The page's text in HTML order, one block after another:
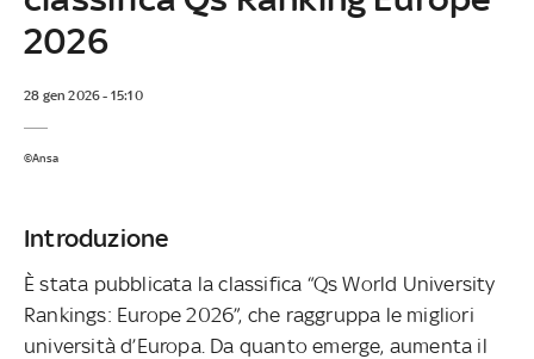
2026
28 gen 2026 - 15:10
©Ansa
Introduzione
È stata pubblicata la classifica “Qs World University
Rankings: Europe 2026”, che raggruppa le migliori
università d’Europa. Da quanto emerge, aumenta il